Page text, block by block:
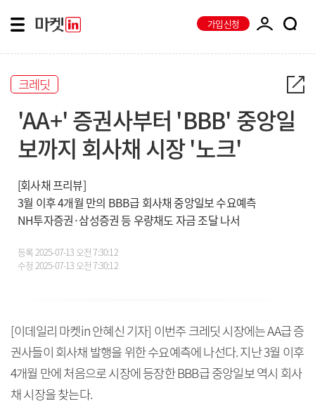
가입신청
크레딧
'AA+' 증권사부터 'BBB' 중앙일
보까지 회사채 시장 '노크'
[회사채 프리뷰]
3월 이후 4개월 만의 BBB급 회사채 중앙일보 수요예측
NH투자증권·삼성증권 등 우량채도 자금 조달 나서
등록2025-07-13 오전 7:30:12
수정 2025-07-13 오전 7:30:12
[이데일리 마켓in 안혜신 기자] 이번주 크레딧 시장에는 AA급 증
권사들이 회사채 발행을 위한 수요예측에 나선다. 지난 3월 이후
4개월 만에 처음으로 시장에 등장한 BBB급 중앙일보 역시 회사
채 시장을 찾는다.